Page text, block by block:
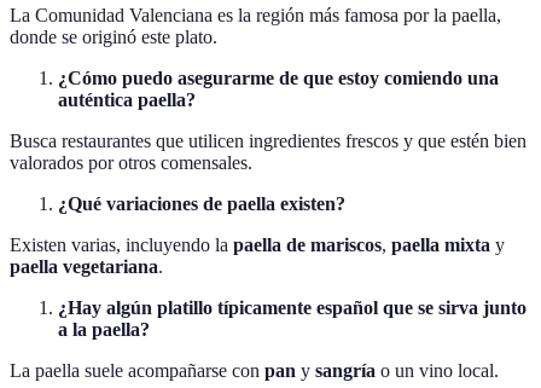
La Comunidad Valenciana es la región más famosa por la paella,
donde se originó este plato.
¿Cómo puedo asegurarme de que estoy comiendo una
auténtica paella?
Busca restaurantes que utilicen ingredientes frescos y que estén bien
valorados por otros comensales.
¿Qué variaciones de paella existen?
Existen varias, incluyendo la paella de mariscos, paella mixta y
paella vegetariana.
¿Hay algún platillo típicamente español que se sirva junto
a la paella?
La paella suele acompañarse con pan y sangría o un vino local.